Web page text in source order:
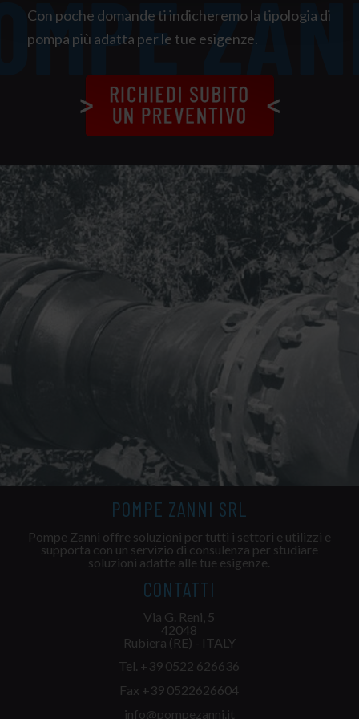
Con poche domande ti indicheremo la tipologia di
pompa più adatta per le tue esigenze.
POMPE ZANNI SRL
Pompe Zanni offre soluzioni per tutti i settori e utilizzi e
supporta con un servizio di consulenza per studiare
soluzioni adatte alle tue esigenze.
CONTATTI
Via G. Reni, 5
42048
Rubiera (RE) - ITALY
Tel. +39 0522 626636
Fax +39 0522626604
info@pompezanni.it